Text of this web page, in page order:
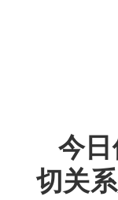
今
切关